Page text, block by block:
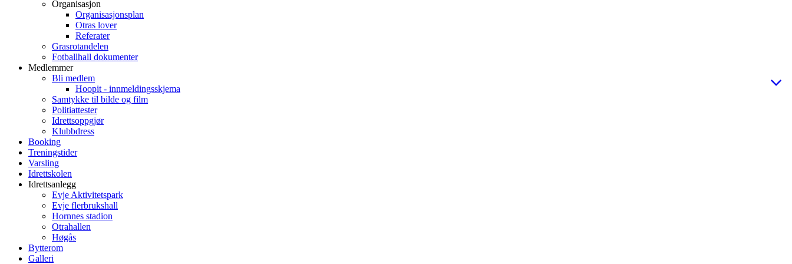
Organisasjon
Organisasjonsplan
Otras lover
Referater
Grasrotandelen
Fotballhall dokumenter
Medlemmer
Bli medlem
Hoopit - innmeldingsskjema
Samtykke til bilde og film
Politiattester
Idrettsoppgjør
Klubbdress
Booking
Treningstider
Varsling
Idrettskolen
Idrettsanlegg
Evje Aktivitetspark
Evje flerbrukshall
Hornnes stadion
Otrahallen
Høgås
Bytterom
Galleri